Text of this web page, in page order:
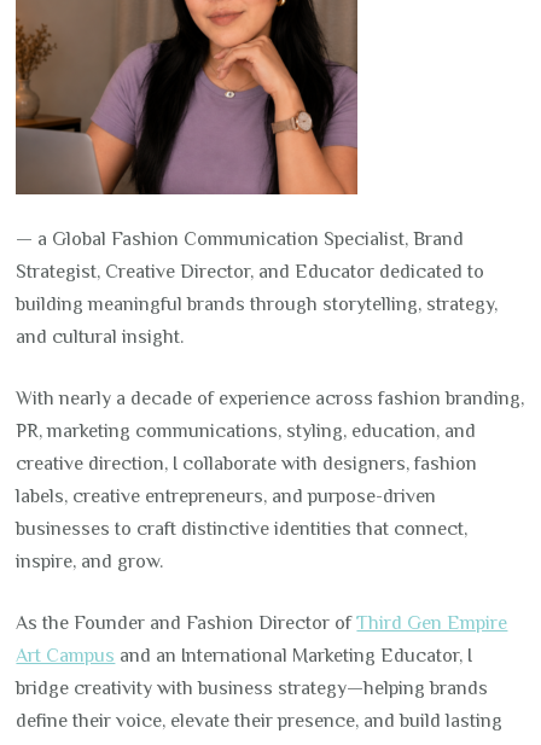
— a Global Fashion Communication Specialist, Brand
Strategist, Creative Director, and Educator dedicated to
building meaningful brands through storytelling, strategy,
and cultural insight.
With nearly a decade of experience across fashion branding,
PR, marketing communications, styling, education, and
creative direction, I collaborate with designers, fashion
labels, creative entrepreneurs, and purpose-driven
businesses to craft distinctive identities that connect,
inspire, and grow.
As the Founder and Fashion Director ofThird Gen Empire
Art Campus and an International Marketing Educator, I
bridge creativity with business strategy—helping brands
define their voice, elevate their presence, and build lasting